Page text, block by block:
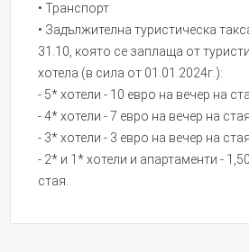
• Транспорт
• Задължителна туристическа
31.10, която се заплаща от
хотела (в сила от 01.01.2024г.):
- 5* хотели - 10 евро на вечер на
- 4* хотели - 7 евро на вечер на
- 3* хотели - 3 евро на вечер на
- 2* и 1* хотели и апартаменти -
стая.